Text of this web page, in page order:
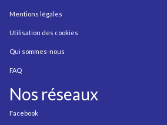
Mentions légales
Utilisation des cookies
Qui sommes-nous
FAQ
Nos réseaux
Facebook